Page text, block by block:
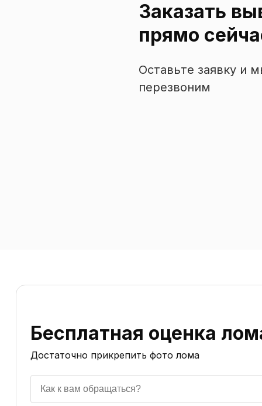
Заказать
прямо
Оставьте заявку и
перезвоним
Бесплатная оценка
Достаточно прикрепить фото лома